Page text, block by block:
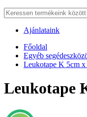
Ajánlataink
Főoldal
Egyéb
Leukotape K 5cm x
Leukotape